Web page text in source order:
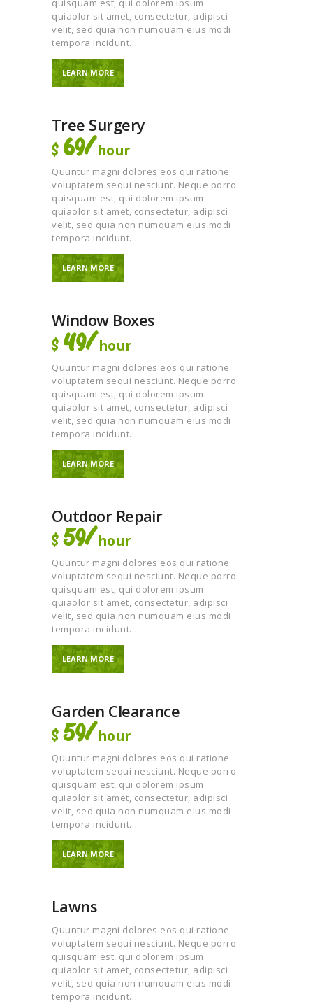
quisquam est, qui dolorem ipsum
quiaolor sit amet, consectetur, adipisci
velit, sed quia non numquam eius modi
tempora incidunt…
LEARN MORE
Tree Surgery
$ 69/hour
Quuntur magni dolores eos qui ratione
voluptatem sequi nesciunt. Neque porro
quisquam est, qui dolorem ipsum
quiaolor sit amet, consectetur, adipisci
velit, sed quia non numquam eius modi
tempora incidunt…
LEARN MORE
Window Boxes
$ 49/hour
Quuntur magni dolores eos qui ratione
voluptatem sequi nesciunt. Neque porro
quisquam est, qui dolorem ipsum
quiaolor sit amet, consectetur, adipisci
velit, sed quia non numquam eius modi
tempora incidunt…
LEARN MORE
Outdoor Repair
$59/hour
Quuntur magni dolores eos qui ratione
voluptatem sequi nesciunt. Neque porro
quisquam est, qui dolorem ipsum
quiaolor sit amet, consectetur, adipisci
velit, sed quia non numquam eius modi
tempora incidunt…
LEARN MORE
Garden Clearance
$59/hour
Quuntur magni dolores eos qui ratione
voluptatem sequi nesciunt. Neque porro
quisquam est, qui dolorem ipsum
quiaolor sit amet, consectetur, adipisci
velit, sed quia non numquam eius modi
tempora incidunt…
LEARN MORE
Lawns
Quuntur magni dolores eos qui ratione
voluptatem sequi nesciunt. Neque porro
quisquam est, qui dolorem ipsum
quiaolor sit amet, consectetur, adipisci
velit, sed quia non numquam eius modi
tempora incidunt…